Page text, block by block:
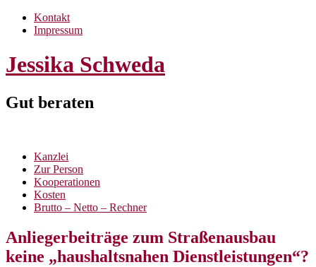
Kontakt
Impressum
Jessika Schweda
Gut beraten
Kanzlei
Zur Person
Kooperationen
Kosten
Brutto – Netto – Rechner
Anliegerbeiträge zum Straßenausbau
keine „haushaltsnahen Dienstleistungen“?